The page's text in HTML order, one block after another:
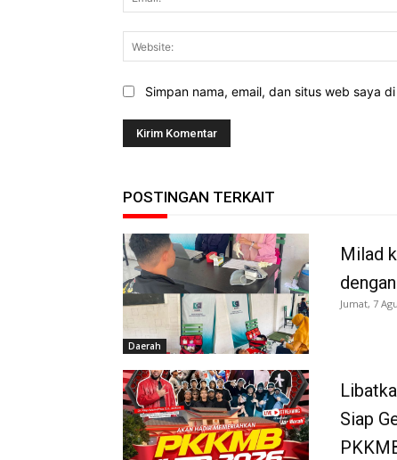
Simpan nama, email, dan situs web saya
POSTINGAN TERKAIT
Daerah
Milad
Jumat, 7
Siap